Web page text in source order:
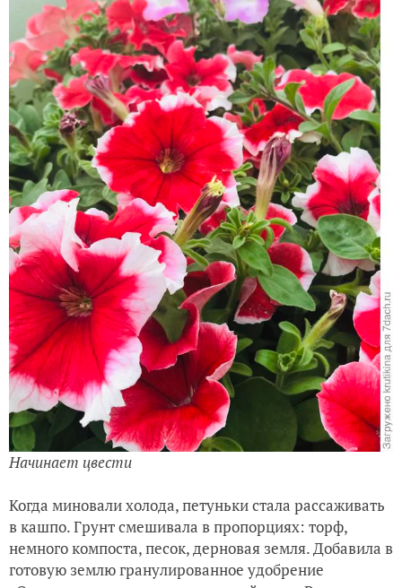
Начинает цвести
Когда миновали холода, петуньки стала рассаживать
в кашпо. Грунт смешивала в пропорциях: торф,
немного компоста, песок, дерновая земля. Добавила в
готовую землю гранулированное удобрение